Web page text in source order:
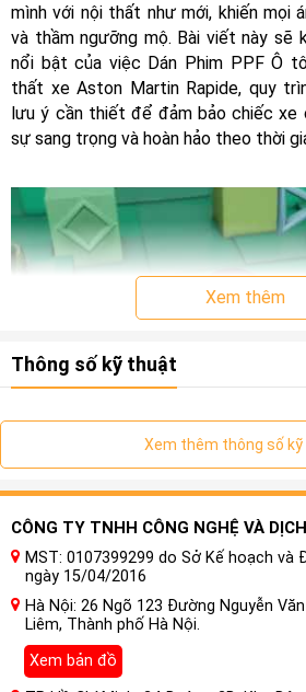
mình với nội thất như mới, khiến mọi
và thầm ngưỡng mộ. Bài viết này sẽ
nổi bật của việc Dán Phim PPF Ô
thất xe Aston Martin Rapide, quy
lưu ý cần thiết để đảm bảo chiếc xe
sự sang trọng và hoàn hảo theo thời
I. Nội thất xe ô tô là gì ?
Nội thất ô tô là phần bên trong của
thành phần và thiết bị bên trong xe
điều khiển, hệ thống âm thanh, điều
giải trí, đèn chiếu sáng, tay lái, các
bọc trên xe và các chi tiết khác.
Xem thêm
Thông số kỹ thuật
Xem thêm thông số
CÔNG TY TNHH CÔNG NGHỆ VÀ
MST: 0107399299 do Sở Kế hoạch và
ngày 15/04/2016
Hà Nội: 26 Ngõ 123 Đường Nguyễn
Liêm, Thành phố Hà Nội.
Xem bản đồ